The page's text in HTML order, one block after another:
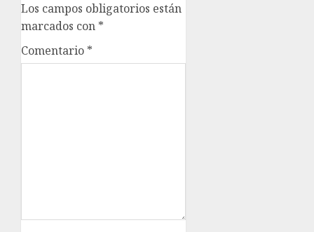
Los campos obligatorios están
marcados con *
Comentario *